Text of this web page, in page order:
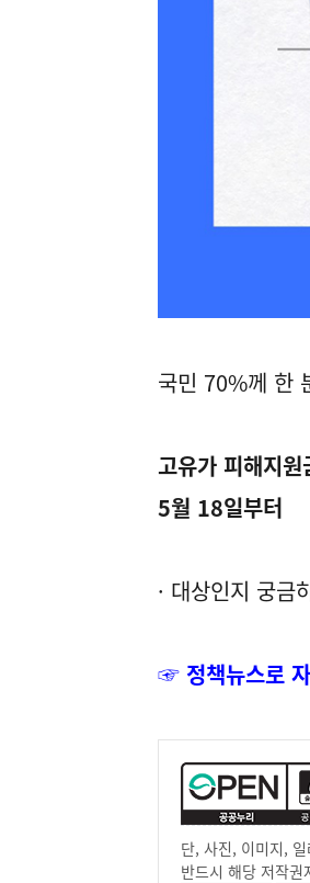
국민 70%께 한
고유가 피해지원
5월 18일부터
· 대상인지 궁금
☞ 정책뉴스로
단, 사진, 이미지,
반드시 해당 저작